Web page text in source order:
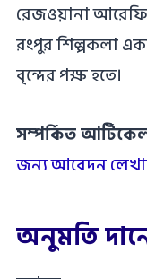
রেজওয়ানা
রংপুর শিল্পকলা
বৃন্দের পক্ষ হতে।
সম্পর্কিত
জন্য আবেদন
অনুমতি